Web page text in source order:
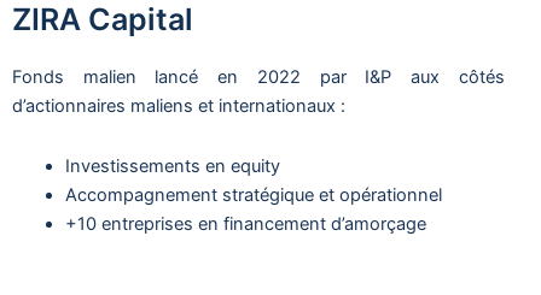
ZIRA Capital
Fonds malien lancé en 2022 par I&P aux côtés
d’actionnaires maliens et internationaux :
Investissements en equity
Accompagnement stratégique et opérationnel
+10 entreprises en financement d’amorçage